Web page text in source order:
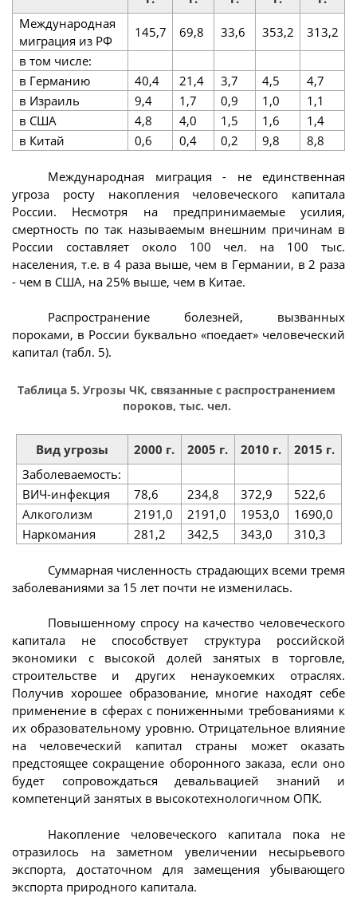
Международная
миграция из РФ
145,7 69,8 33,6 353,2
313,2
в том числе:
в Германию
40,4 21,4 3,7 4,5
4,7
в Израиль
9,4 1,7 0,9 1,0
1,1
в США
4,8 4,0 1,5 1,6
1,4
в Китай
0,6 0,4 0,2 9,8 8,8
Международная миграция - не единственная
угроза росту накопления человеческого капитала
России. Несмотря на предпринимаемые усилия,
смертность по так называемым внешним причинам в
России составляет около 100 чел. на 100 тыс.
населения, т.е. в 4 раза выше, чем в Германии, в 2 раза
- чем в США, на 25% выше, чем в Китае.
Распространение болезней, вызванных
пороками, в России буквально «поедает» человеческий
капитал (табл. 5).
Таблица 5. Угрозы ЧК, связанные с распространением
пороков, тыс. чел.
Вид угрозы 2000 г. 2005 г. 2010 г.
2015 г.
Заболеваемость:
ВИЧ-инфекция
78,6 234,8 372,9
522,6
Алкоголизм
2191,0 2191,0 1953,0
1690,0
Наркомания
281,2 342,5 343,0 310,3
Суммарная численность страдающих всеми тремя
заболеваниями за 15 лет почти не изменилась.
Повышенному спросу на качество человеческого
капитала не способствует структура российской
экономики с высокой долей занятых в торговле,
строительстве и других ненаукоемких отраслях.
Получив хорошее образование, многие находят себе
применение в сферах с пониженными требованиями к
их образовательному уровню. Отрицательное влияние
на человеческий капитал страны может оказать
предстоящее сокращение оборонного заказа, если оно
будет сопровождаться девальвацией знаний и
компетенций занятых в высокотехнологичном ОПК.
Накопление человеческого капитала пока не
отразилось на заметном увеличении несырьевого
экспорта, достаточном для замещения убывающего
экспорта природного капитала.